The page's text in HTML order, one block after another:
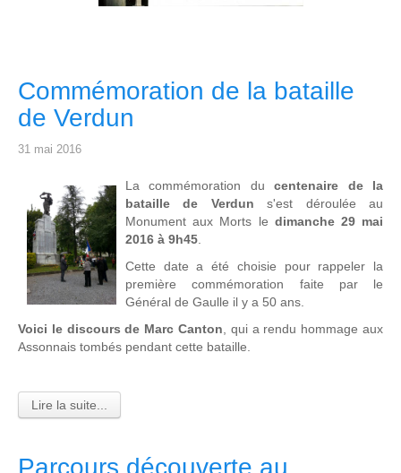
Commémoration de la bataille
de Verdun
31 mai 2016
L a commémoration ducentenaire de la
bataille de Verdun s'est déroulée au
Monument aux Morts le dimanche 29 mai
2016 à 9h45
Cette date a été choisie pour rappeler la
première commémoration faite par le
Général de Gaulle il y a 50 ans.
Voici le discours de Marc Canton , qui a rendu hommage aux
Assonnais tombés pendant cette bataille.
Lire la suite...
Parcours découverte au